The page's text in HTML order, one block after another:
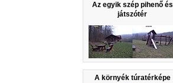
Az egyik szép pihenő és
játszótér
A környék túratérképe